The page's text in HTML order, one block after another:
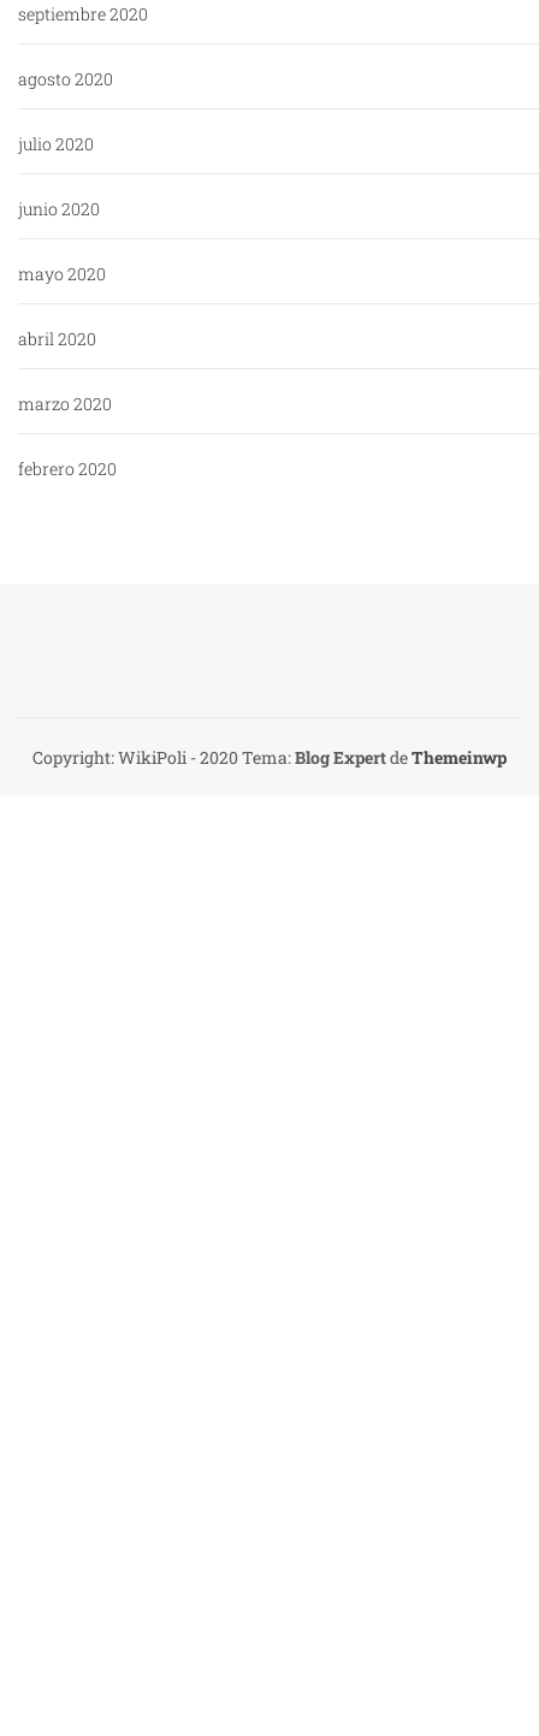
septiembre 2020
agosto 2020
julio 2020
junio 2020
mayo 2020
abril 2020
marzo 2020
febrero 2020
Copyright: WikiPoli - 2020Tema:Blog ExpertdeThemeinwp